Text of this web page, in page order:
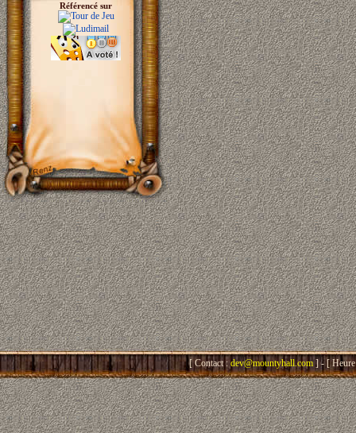
Référencé sur
[ Contact : dev@mountyhall.com] - [ Heure